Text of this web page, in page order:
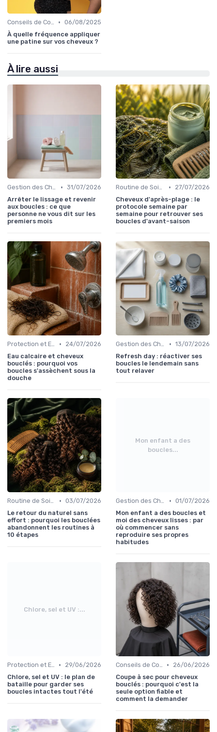
Conseils de Coiffage • 06/08/2025
À quelle fréquence appliquer
une patine sur vos cheveux ?
À lire aussi
Gestion des Cheveux Texturés au Quotidien • 31/07/2026
Arrêter le lissage et revenir
aux boucles : ce que
personne ne vous dit sur les
premiers mois
Routine de Soins pour Cheveux Bouclés •
27/07/2026
Cheveux d'après-plage : le
protocole semaine par
semaine pour retrouver ses
boucles d'avant-saison
Protection et Entretien des Boucles •
24/07/2026
Eau calcaire et cheveux
bouclés : pourquoi vos
boucles s'assèchent sous la
douche
Gestion des Cheveux Texturés au Quotidien • 13/07/2026
Refresh day : réactiver ses
boucles le lendemain sans
tout relaver
Routine de Soins pour Cheveux Bouclés • 03/07/2026
Le retour du naturel sans
effort : pourquoi les bouclées
abandonnent les routines à
10 étapes
Mon enfant a des
boucles...
Gestion des Cheveux Texturés au Quotidien • 01/07/2026
Mon enfant a des boucles et
moi des cheveux lisses : par
où commencer sans
reproduire ses propres
habitudes
Chlore, sel et UV :...
Protection et Entretien des Boucles •
29/06/2026
Chlore, sel et UV : le plan de
bataille pour garder ses
boucles intactes tout l'été
Conseils de Coiffage •
26/06/2026
Coupe à sec pour cheveux
bouclés : pourquoi c'est la
seule option fiable et
comment la demander